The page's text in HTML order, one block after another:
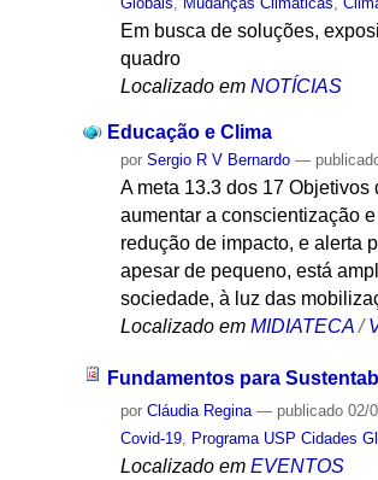
Em busca de soluções,
quadro
Localizado em NOTÍCIAS
Educação e Clima
porSergio R V Bernardo —
A meta 13.3 dos 17
aumentar a conscientização
redução de impacto, e alerta
apesar de pequeno, está
sociedade, à luz das
Localizado em MIDIATECA /
Fundamentos para
porCláudia Regina — publicado 02/
Covid-19, Programa USP Cidades
Localizado em EVENTOS